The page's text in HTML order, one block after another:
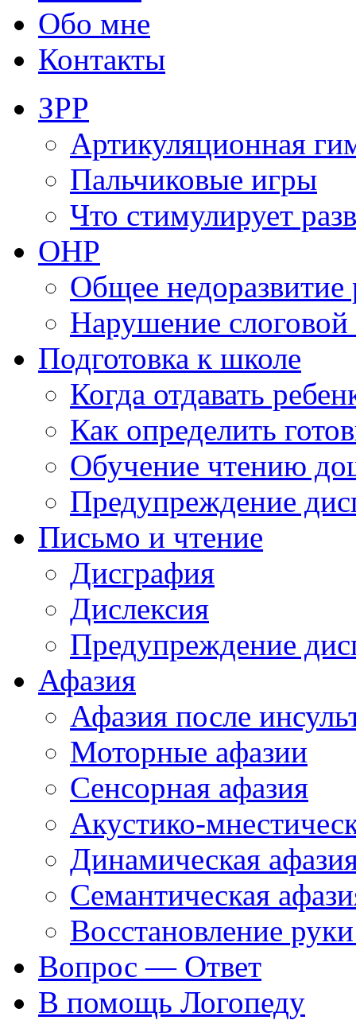
Обо мне
Контакты
ЗРР
Артикуляционная
Пальчиковые игры
Что стимулирует
ОНР
Общее недоразвитие
Нарушение слоговой
Подготовка к школе
Когда отдавать
Как определить
Обучение чтению
Предупреждение
Письмо и чтение
Дисграфия
Дислексия
Предупреждение
Афазия
Афазия после
Моторные афазии
Сенсорная афазия
Акустико-
Динамическая
Семантическая
Восстановление
Вопрос — Ответ
В помощь Логопеду